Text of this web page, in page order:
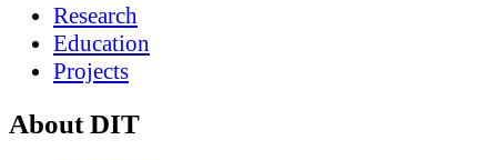
Research
Education
Projects
About DIT